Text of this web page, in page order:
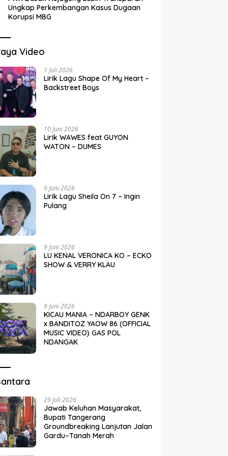
Ungkap Perkembangan Kasus Dugaan
Korupsi MBG
Video
1 Juli 2026
Lirik Lagu Shape Of My Heart –
Backstreet Boys
10 Juni 2026
Lirik WAWES feat GUYON
WATON – DUMES
9 Juni 2026
Lirik Lagu Sheila On 7 – Ingin
Pulang
9 Juni 2026
LU KENAL VERONICA KO – ECKO
SHOW & VERRY KLAU
9 Juni 2026
KICAU MANIA – NDARBOY GENK
x BANDITOZ YAOW 86 (OFFICIAL
MUSIC VIDEO) GAS POL
NDANGAK
29 Juli 2026
Jawab Keluhan Masyarakat,
Bupati Tangerang
Groundbreaking Lanjutan Jalan
Gardu–Tanah Merah